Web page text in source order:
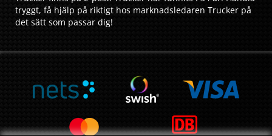
tryggt, få hjälp på riktigt hos marknadsledaren Trucker på
det sätt som passar dig!